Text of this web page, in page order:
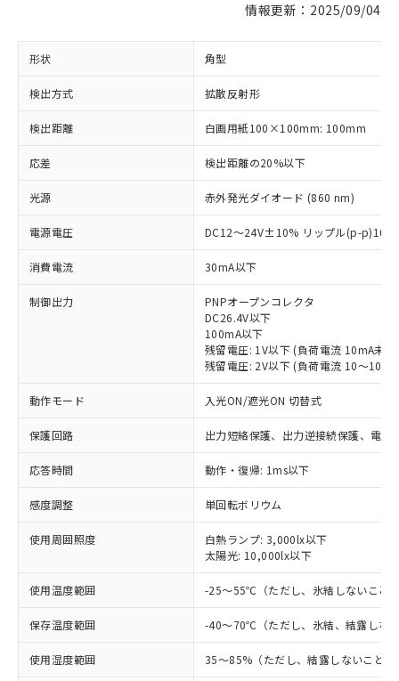
情報更新：2025/09/04
形状 角型
検出方式 拡散反射形
検出距離 白画用紙100×100mm: 100mm
応差 検出距離の20%以下
光源 赤外発光ダイオード (860 nm)
電源電圧 DC12～24V±10% リップル(p-p)10%
消費電流 30mA以下
制御出力
PNPオープンコレクタ
DC26.4V以下
100mA以下
残留電圧: 1V以下 (負荷電流 10mA未満
残留電圧: 2V以下 (負荷電流 10～
動作モード 入光ON/遮光ON 切替式
保護回路 出力短絡保護、出力逆接続保護、電源
応答時間 動作・復帰: 1ms以下
感度調整 単回転ボリウム
使用周囲照度
白熱ランプ: 3,000lx以下
太陽光: 10,000lx以下
使用温度範囲 -25～55℃（ただし、氷結しないこと
保存温度範囲 -40～70℃（ただし、氷結、結露しな
使用湿度範囲 35～85%（ただし、結露しないこと）
ご利用条件
※1 対応状況
対応済み：EU RoHS指令（10物質）の
非含有に対応した製品が提供可能な商品で
対応予定：EU RoHS指令（10物質）の非含
有に対応した製品に切り替える予定のある
商品です。